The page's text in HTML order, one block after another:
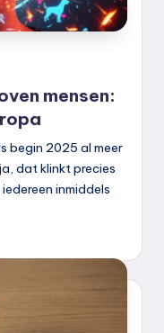
mensen:
begin 2025 al meer
dat klinkt precies
inmiddels